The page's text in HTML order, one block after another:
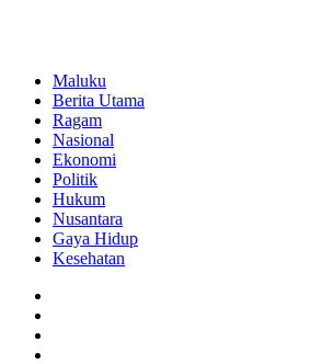
Maluku
Berita Utama
Ragam
Nasional
Ekonomi
Politik
Hukum
Nusantara
Gaya Hidup
Kesehatan